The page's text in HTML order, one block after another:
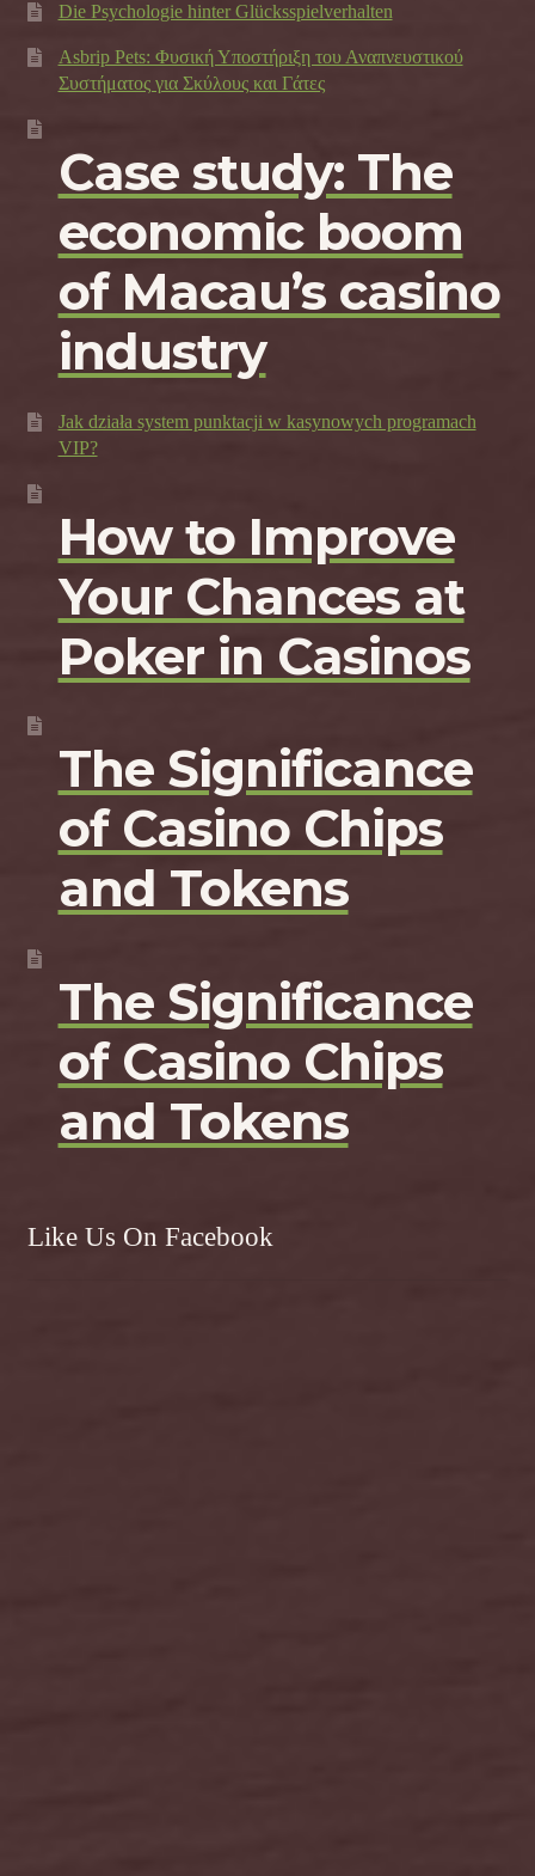
Die Psychologie hinter Glücksspielverhalten
Asbrip Pets: Φυσική Υποστήριξη του Αναπνευστικού
Συστήματος για Σκύλους και Γάτες
Case study: The
economic boom
of Macau’s casino
industry
Jak działa system punktacji w kasynowych programach
VIP?
How to Improve
Your Chances at
Poker in Casinos
The Significance
of Casino Chips
and Tokens
The Significance
of Casino Chips
and Tokens
Like Us On Facebook